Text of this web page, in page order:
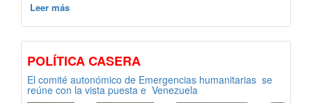
Leer más
POLÍTICA CASERA
El comité autonómico de Emergencias humanitarias se
reúne con la vista puesta e Venezuela